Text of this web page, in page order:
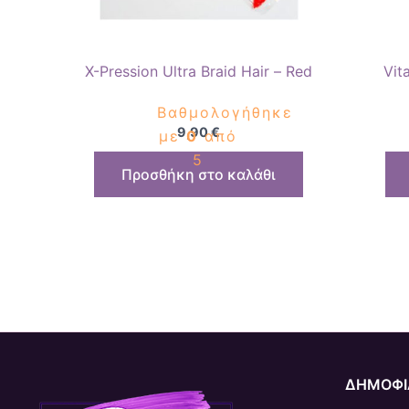
X-Pression Ultra Braid Hair – Red
Βαθμολογήθηκε
με0από
5
9,90€
Προσθήκη στο καλάθι